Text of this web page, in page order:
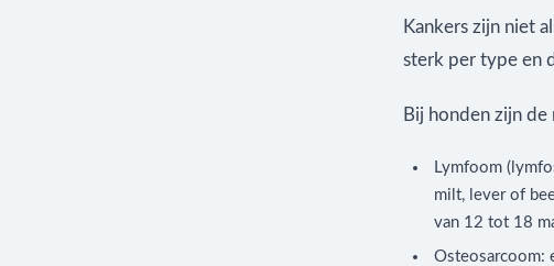
Kankers zijn niet
sterk per type en
Bij honden zijn
Lymfoom
milt, lever of
van 12 tot 18
Osteosarcoom: